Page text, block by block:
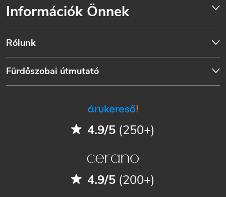
Információk Önnek
Rólunk
Fürdőszobai útmutató
4.9/5 (250+)
4.9/5 (200+)